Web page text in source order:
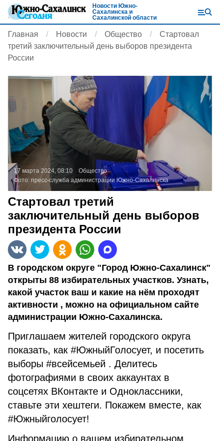
Новости Южно-
Сахалинска и
Сахалинской области
Главная Новости Общество
Стартовал
третий заключительный день выборов президента
России
17 марта 2024, 08:10
Общество
Фото: пресс-служба администрации Южно-Сахалинска
Стартовал третий
заключительный день выборов
президента России
В городском округе "Город Южно-Сахалинск"
открыты 88 избирательных участков. Узнать,
какой участок ваш и какие на нём проходят
активности , можно на официальном сайте
администрации Южно-Сахалинска.
Приглашаем жителей городского округа
показать, как #ЮжныйГолосует, и посетить
выборы #всейсемьей . Делитесь
фотографиями в своих аккаунтах в
соцсетях ВКонтакте и Одноклассники,
ставьте эти хештеги. Покажем вместе, как
#Южныйголосует!
Информацию о вашем избирательном